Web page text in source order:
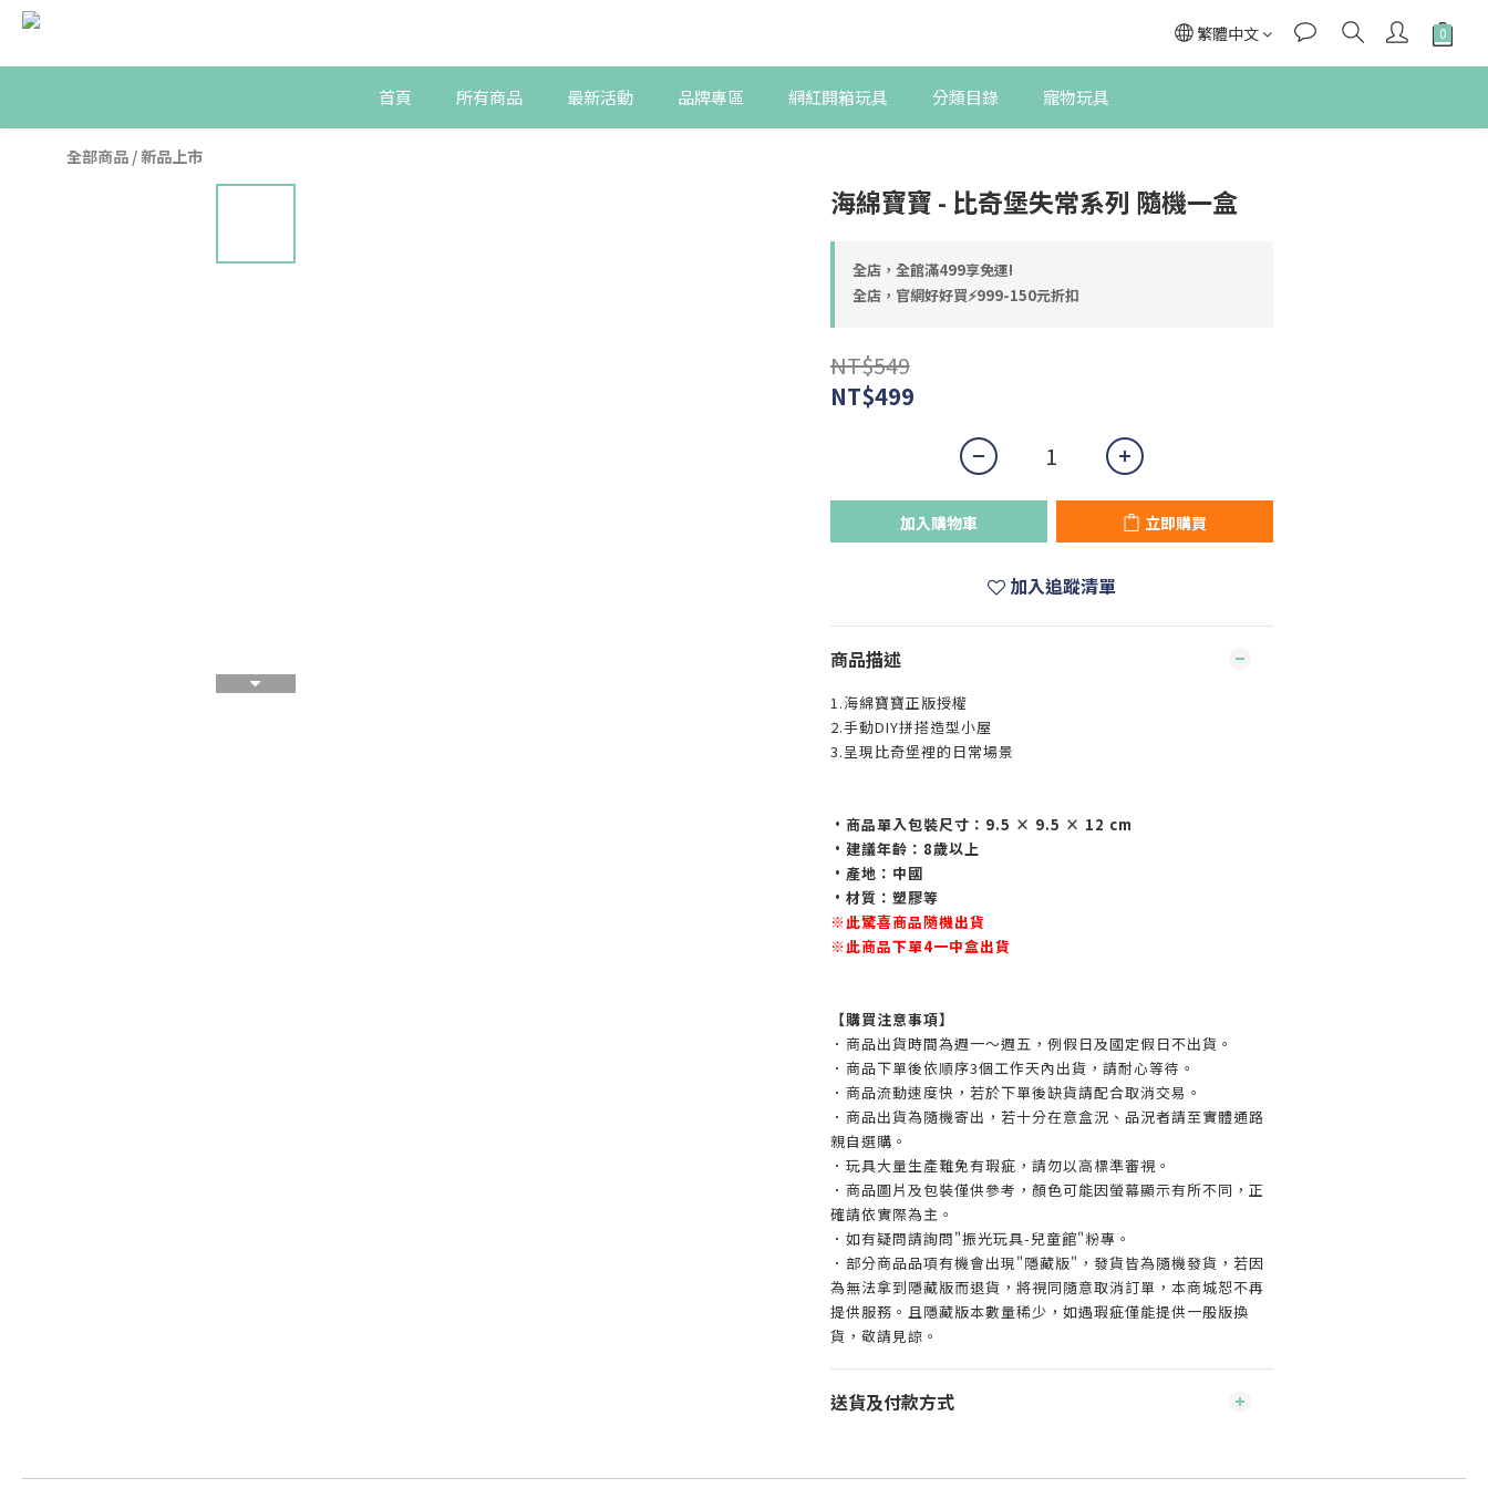
繁體中文
首頁 所有商品 最新活動 品牌專區 網紅開箱玩具 分類目錄 寵物玩具
全部商品 /新品上市
海綿寶寶 - 比奇堡失常系列 隨機一盒
全店，全館滿499享免運!
全店，官網好好買⚡999-150元折扣
NT$549
NT$499
加入購物車 立即購買
加入追蹤清單
商品描述
1.海綿寶寶正版授權
2.手動DIY拼搭造型小屋
3.呈現比奇堡裡的日常場景
•商品單入包裝尺寸：9.5 × 9.5 × 12 cm
•建議年齡：8歲以上
•產地：中國
•材質：塑膠等
※此驚喜商品隨機出貨
※此商品下單4一中盒出貨
【購買注意事項】
．商品出貨時間為週一～週五，例假日及國定假日不出貨。
．商品下單後依順序3個工作天內出貨，請耐心等待。
．商品流動速度快，若於下單後缺貨請配合取消交易。
．商品出貨為隨機寄出，若十分在意盒況、品況者請至實體通路
親自選購。
．玩具大量生產難免有瑕疵，請勿以高標準審視。
．商品圖片及包裝僅供參考，顏色可能因螢幕顯示有所不同，正
確請依實際為主。
．如有疑問請詢問"振光玩具-兒童館"粉專。
．部分商品品項有機會出現"隱藏版"，發貨皆為隨機發貨，若因
為無法拿到隱藏版而退貨，將視同隨意取消訂單，本商城恕不再
提供服務。且隱藏版本數量稀少，如遇瑕疵僅能提供一般版換
貨，敬請見諒。
送貨及付款方式